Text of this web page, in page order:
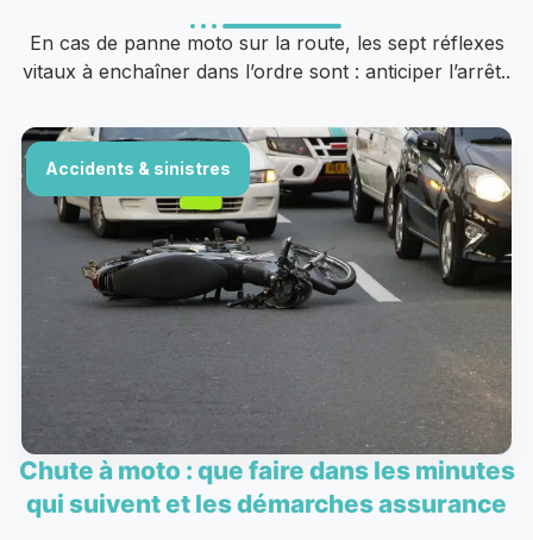
En cas de panne moto sur la route, les sept réflexes
vitaux à enchaîner dans l’ordre sont : anticiper l’arrêt..
Accidents & sinistres
Chute à moto : que faire dans les minutes
qui suivent et les démarches assurance